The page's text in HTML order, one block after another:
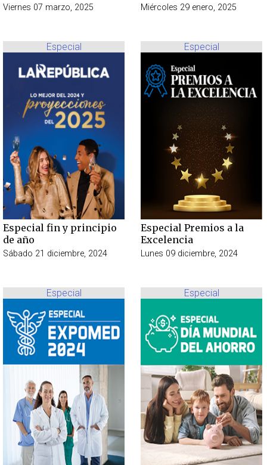
Viernes 07 marzo, 2025 Miércoles 29 enero, 2025
Especial
Especial fin y principio
de año
Sábado 21 diciembre, 2024
Especial
Especial Premios a la
Excelencia
Lunes 09 diciembre, 2024
Especial Especial